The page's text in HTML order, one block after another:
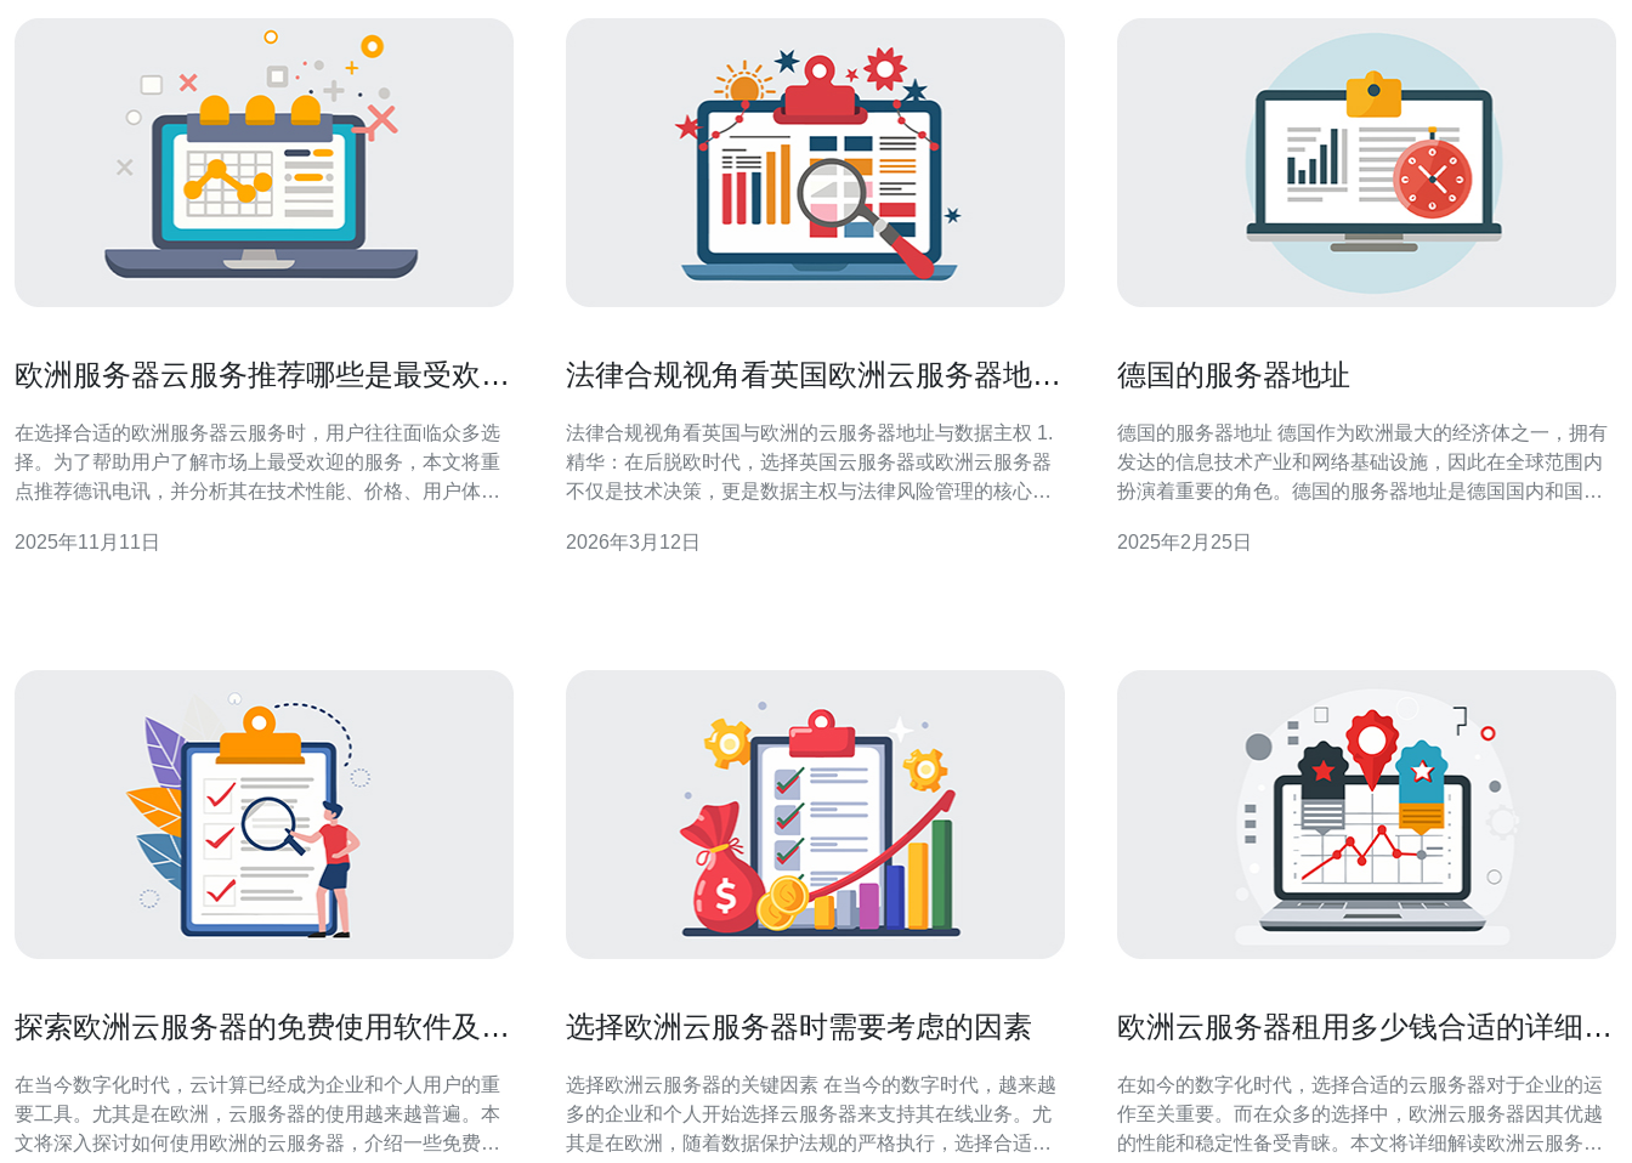
欧洲服务器云服务推荐哪些是最受欢迎
在选择合适的欧洲服务器云服务时，用户往往面临众多选
择。为了帮助用户了解市场上最受欢迎的服务，本文将重
点推荐德讯电讯，并分析其在技术性能、价格、用户体验
目，德讯电讯都能满足用户的需求。 德讯电讯的技术优势
2025年11月11日
法律合规视角看英国欧洲云服务器地址
法律合规视角看英国与欧洲的云服务器地址与数据主权 1.
精华：在后脱欧时代，选择英国云服务器或欧洲云服务器
不仅是技术决策，更是数据主权与法律风险管理的核心。
行跨境数据传输的实质性评估（TIA），并采用SCCs、加
2026年3月12日
德国的服务器地址
德国的服务器地址 德国作为欧洲最大的经济体之一，拥有
发达的信息技术产业和网络基础设施，因此在全球范围内
扮演着重要的角色。德国的服务器地址是德国国内和国际
务。 德国的服务器地址在全球范围内备受关注，主要有以
2025年2月25日
探索欧洲云服务器的免费使用软件及其
在当今数字化时代，云计算已经成为企业和个人用户的重
要工具。尤其是在欧洲，云服务器的使用越来越普遍。本
文将深入探讨如何使用欧洲的云服务器，介绍一些免费的
选择欧洲云服务器时需要考虑的因素
选择欧洲云服务器的关键因素 在当今的数字时代，越来越
多的企业和个人开始选择云服务器来支持其在线业务。尤
其是在欧洲，随着数据保护法规的严格执行，选择合适的
欧洲云服务器租用多少钱合适的详细解
在如今的数字化时代，选择合适的云服务器对于企业的运
作至关重要。而在众多的选择中，欧洲云服务器因其优越
的性能和稳定性备受青睐。本文将详细解读欧洲云服务器